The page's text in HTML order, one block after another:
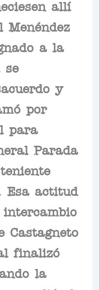
allí
Menéndez
a la
se
y
por
para
Parada
Esa actitud
intercambio
Castagneto
finalizó
la